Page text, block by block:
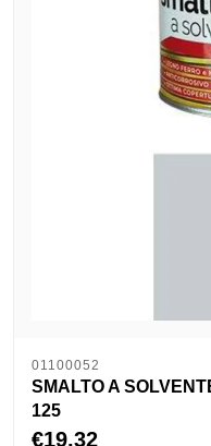
01100052
SMALTO A
125
€19,32